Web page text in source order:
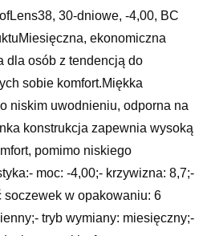
30-dniowe, -4,00, BC
ekonomiczna
dla osób z tendencją do
sobie komfort.Miękka
niskim uwodnieniu, odporna na
konstrukcja zapewnia wysoką
pomimo niskiego
moc: -4,00;- krzywizna: 8,7;-
soczewek w opakowaniu: 6
tryb wymiany: miesięczny;-